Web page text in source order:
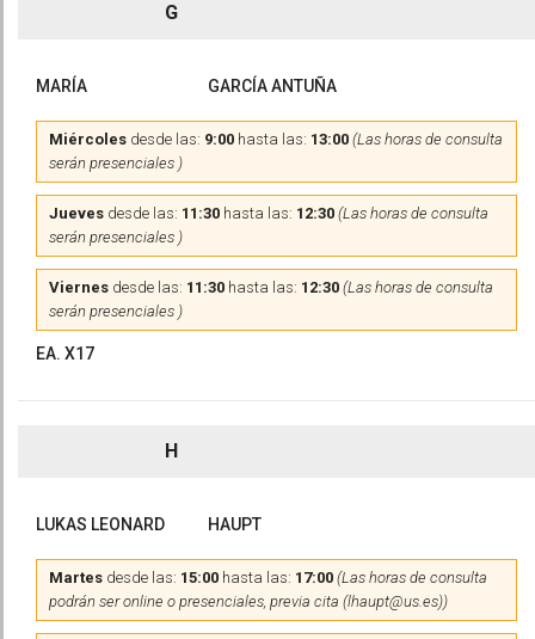
G
MARÍA GARCÍA ANTUÑA
Miércoles desde las: 9:00 hasta las: 13:00 (Las horas de consulta
serán presenciales )
Jueves desde las: 11:30 hasta las: 12:30 (Las horas de consulta
serán presenciales )
Viernes desde las: 11:30 hasta las: 12:30 (Las horas de consulta
serán presenciales )
EA. X17
H
LUKAS LEONARD HAUPT
Martes desde las: 15:00 hasta las: 17:00 (Las horas de consulta
podrán ser online o presenciales, previa cita (lhaupt@us.es))